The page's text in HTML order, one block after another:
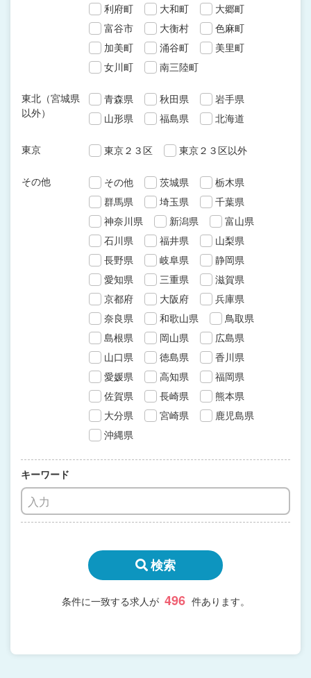
利府町 大和町
大郷町
富谷市
大衡村
色麻町
加美町
涌谷町
美里町
女川町
南三陸町
東北（宮城県
以外）
青森県 秋田県
岩手県
山形県
福島県 北海道
東京 東京２３区 東京２３区以外
その他 その他 茨城県
栃木県
群馬県
埼玉県
千葉県
神奈川県
新潟県
富山県
石川県
福井県
山梨県
長野県
岐阜県
静岡県
愛知県
三重県
滋賀県
京都府
大阪府
兵庫県
奈良県
和歌山県
鳥取県
島根県
岡山県
広島県
山口県
徳島県
香川県
愛媛県
高知県
福岡県
佐賀県
長崎県
熊本県
大分県
宮崎県
鹿児島県
沖縄県
キーワード
検索
条件に一致する求人が 496 件あります。